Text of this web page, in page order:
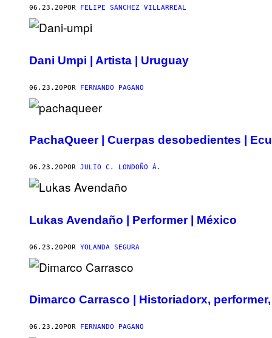
06.23.20 POR FELIPE SÁNCHEZ VILLARREAL
Dani Umpi | Artista | Uruguay
06.23.20POR FERNANDO PAGANO
PachaQueer | Cuerpas desobedientes |
06.23.20 POR JULIO C. LONDOÑO Á.
Lukas Avendaño | Performer | México
06.23.20POR YOLANDA SEGURA
Dimarco Carrasco | Historiadorx,
06.23.20 POR FERNANDO PAGANO